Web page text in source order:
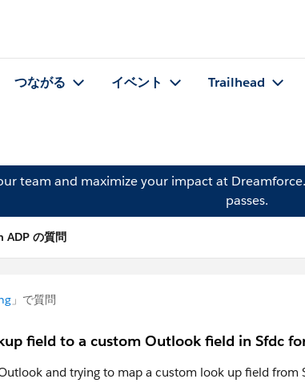
つながる イベント Trailhead
team and maximize your impact at Dreamforce.
passes.
ADP の質問
」で質問
field to a custom Outlook field in Sfdc
and trying to map a custom look up field from